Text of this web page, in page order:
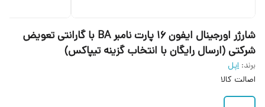
شارژر اورجینال ایفون 16 پارت نامبر BA با گارانتی تعویض
شرکتی (ارسال رایگان با انتخاب گزینه تیپاکس)
برند: اپل
اصالت کالا